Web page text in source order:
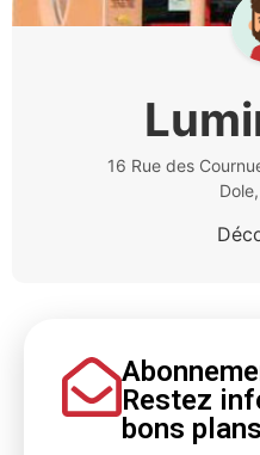
16 Rue des
Restez
bons plans